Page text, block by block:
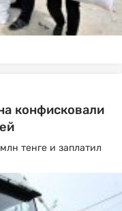
конфисковали
тенге и заплатил